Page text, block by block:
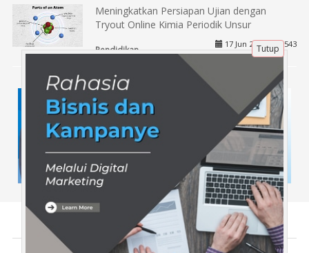
Meningkatkan Persiapan Ujian dengan
Tryout Online Kimia Periodik Unsur
Pendidikan
17 Jun 2025 | 543
Tentang Kami
Tutup